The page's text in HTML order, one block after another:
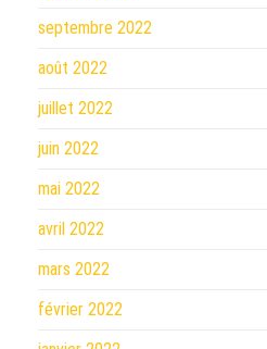
septembre 2022
août 2022
juillet 2022
juin 2022
mai 2022
avril 2022
mars 2022
février 2022